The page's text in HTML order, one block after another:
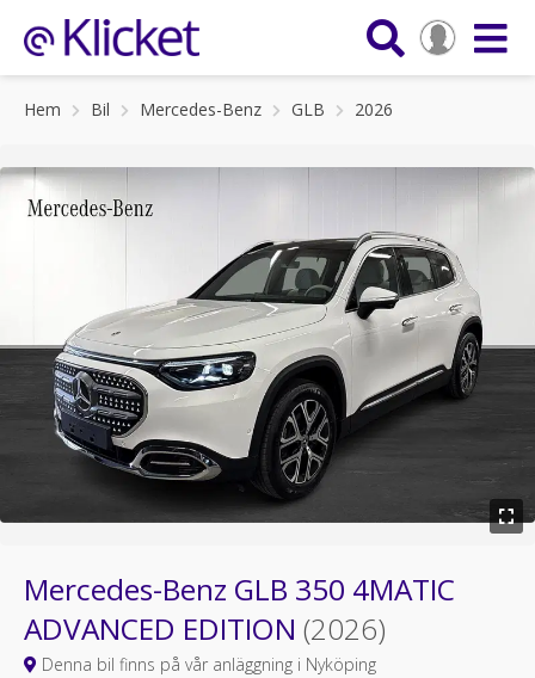
Hem Bil Mercedes-Benz GLB 2026
Mercedes-Benz GLB 350 4MATIC
ADVANCED EDITION (2026)
Denna bil finns på vår anläggning i Nyköping